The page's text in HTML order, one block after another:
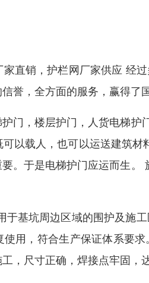
直销，护栏网厂家供应 经
誉，全方面的服务，赢得了
门，楼层护门，人货电梯
以载人，也可以运送建筑
。于是电梯护门应运而生
于基坑周边区域的围护及施
用，符合生产保证体系要
，尺寸正确，焊接点牢固，